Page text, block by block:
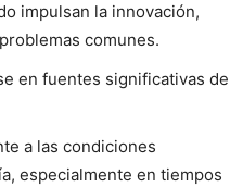
impulsan la innovación,
comunes.
en fuentes significativas de
a las condiciones
especialmente en tiempos